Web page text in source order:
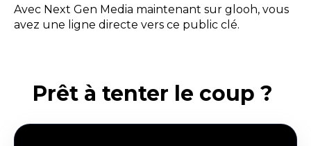
Avec Next Gen Media maintenant sur glooh, vous
avez une ligne directe vers ce public clé.
Prêt à tenter le coup ?